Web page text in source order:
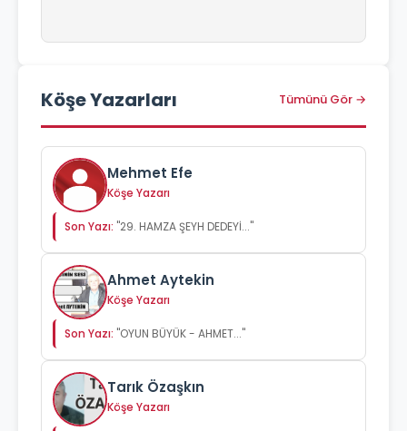
Köşe Yazarları Tümünü Gör →
Mehmet Efe
Köşe Yazarı
Son Yazı: "29. HAMZA ŞEYH DEDEYİ..."
Ahmet Aytekin
Köşe Yazarı
Son Yazı: "OYUN BÜYÜK - AHMET..."
Tarık Özaşkın
Köşe Yazarı